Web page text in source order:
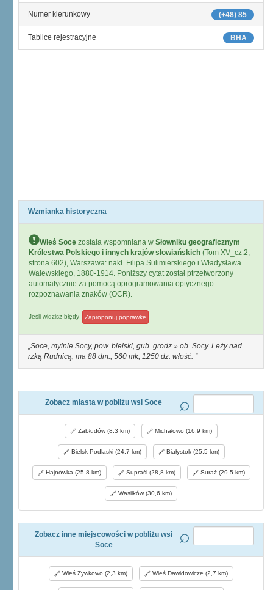
(+48) 85
Numer kierunkowy
BHA
Tablice rejestracyjne
Wzmianka historyczna
Wieś Soce została wspomniana w Słowniku geograficznym
Królestwa Polskiego i innych krajów słowiańskich (Tom XV_cz.2,
strona 602), Warszawa: nakł. Filipa Sulimierskiego i Władysława
Walewskiego, 1880-1914. Poniższy cytat został ptrzetworzony
automatycznie za pomocą oprogramowania optycznego
rozpoznawania znaków (OCR).
Jeśli widzisz błędy Zaproponuj poprawkę
Soce, mylnie Socy, pow. bielski, gub. grodz.» ob. Socy. Leży nad
rzką Rudnicą, ma 88 dm., 560 mk, 1250 dz. włość.
Zobacz miasta w pobliżu wsi Soce
Zabłudów (8,3 km) Michałowo (16,9 km)
Bielsk Podlaski (24,7 km) Białystok (25,5 km)
Hajnówka (25,8 km) Supraśl (28,8 km) Suraż (29,5 km)
Wasilków (30,6 km)
Zobacz inne miejscowości w pobliżu wsi
Soce
Wieś Żywkowo (2,3 km) Wieś Dawidowicze (2,7 km)